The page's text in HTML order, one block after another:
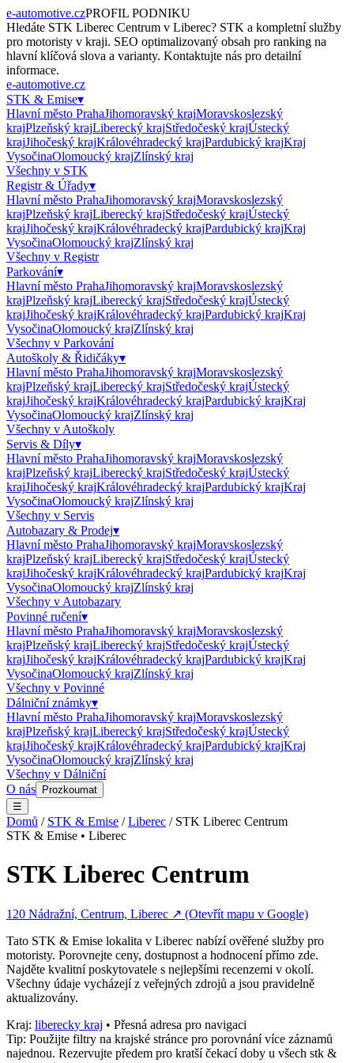
e-automotive.czPROFIL PODNIKU
Hledáte STK Liberec Centrum v Liberec? STK a kompletní služby
pro motoristy v kraji. SEO optimalizovaný obsah pro ranking na
hlavní klíčová slova a varianty. Kontaktujte nás pro detailní
informace.
e-automotive.cz
STK & Emise▾
Hlavní město PrahaJihomoravský krajMoravskoslezský
krajPlzeňský krajLiberecký krajStředočeský krajÚstecký
krajJihočeský krajKrálovéhradecký krajPardubický krajKraj
VysočinaOlomoucký krajZlínský kraj
Všechny v STK
Registr & Úřady▾
Hlavní město PrahaJihomoravský krajMoravskoslezský
krajPlzeňský krajLiberecký krajStředočeský krajÚstecký
krajJihočeský krajKrálovéhradecký krajPardubický krajKraj
VysočinaOlomoucký krajZlínský kraj
Všechny v Registr
Parkování▾
Hlavní město PrahaJihomoravský krajMoravskoslezský
krajPlzeňský krajLiberecký krajStředočeský krajÚstecký
krajJihočeský krajKrálovéhradecký krajPardubický krajKraj
VysočinaOlomoucký krajZlínský kraj
Všechny v Parkování
Autoškoly & Řidičáky▾
Hlavní město PrahaJihomoravský krajMoravskoslezský
krajPlzeňský krajLiberecký krajStředočeský krajÚstecký
krajJihočeský krajKrálovéhradecký krajPardubický krajKraj
VysočinaOlomoucký krajZlínský kraj
Všechny v Autoškoly
Servis & Díly▾
Hlavní město PrahaJihomoravský krajMoravskoslezský
krajPlzeňský krajLiberecký krajStředočeský krajÚstecký
krajJihočeský krajKrálovéhradecký krajPardubický krajKraj
VysočinaOlomoucký krajZlínský kraj
Všechny v Servis
Autobazary & Prodej▾
Hlavní město PrahaJihomoravský krajMoravskoslezský
krajPlzeňský krajLiberecký krajStředočeský krajÚstecký
krajJihočeský krajKrálovéhradecký krajPardubický krajKraj
VysočinaOlomoucký krajZlínský kraj
Všechny v Autobazary
Povinné ručení▾
Hlavní město PrahaJihomoravský krajMoravskoslezský
krajPlzeňský krajLiberecký krajStředočeský krajÚstecký
krajJihočeský krajKrálovéhradecký krajPardubický krajKraj
VysočinaOlomoucký krajZlínský kraj
Všechny v Povinné
Dálniční známky▾
Hlavní město PrahaJihomoravský krajMoravskoslezský
krajPlzeňský krajLiberecký krajStředočeský krajÚstecký
krajJihočeský krajKrálovéhradecký krajPardubický krajKraj
VysočinaOlomoucký krajZlínský kraj
Všechny v Dálniční
O nás
Prozkoumat
☰
Domů / STK & Emise /Liberec / STK Liberec Centrum
STK & Emise • Liberec
STK Liberec Centrum
120 Nádražní, Centrum, Liberec ↗ (Otevřít mapu v Google)
Tato STK & Emise lokalita v Liberec nabízí ověřené služby pro
motoristy. Porovnejte ceny, dostupnost a hodnocení přímo zde.
Najděte kvalitní poskytovatele s nejlepšími recenzemi v okolí.
Všechny údaje vycházejí z veřejných zdrojů a jsou pravidelně
aktualizovány.
Kraj: liberecky kraj • Přesná adresa pro navigaci
Tip: Použijte filtry na krajské stránce pro porovnání více záznamů
najednou. Rezervujte předem pro kratší čekací doby u všech stk &